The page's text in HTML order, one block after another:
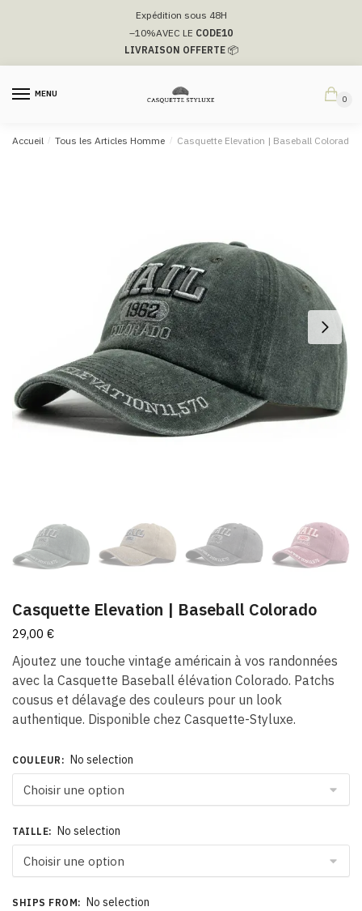
navigation
Expédition sous 48H
–10%AVEC LE CODE10
LIVRAISON OFFERTE📦
MENU
0
Accueil / Tous les Articles Homme / Casquette Elevation​ | Baseball Colorado
Casquette Elevation​ | Baseball Colorado
29,00 €
Ajoutez une touche vintage américain à vos randonnées
avec la Casquette Baseball élévation Colorado. Patchs
cousus et délavage des couleurs pour un look
authentique. Disponible chez Casquette-Styluxe.
COULEUR : No selection
TAILLE: No selection
SHIPS FROM: No selection